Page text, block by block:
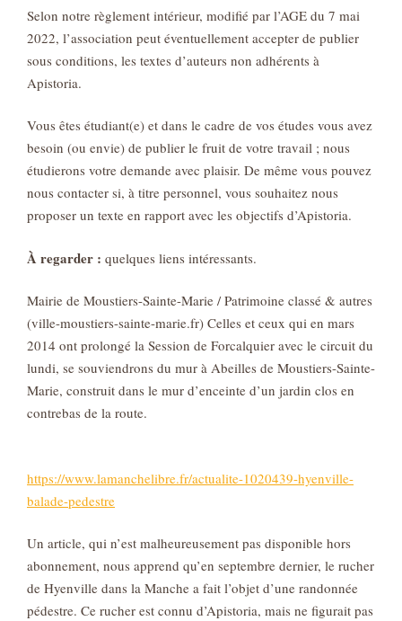
Selon notre règlement intérieur, modifié par l’AGE du 7 mai
2022, l’association peut éventuellement accepter de publier
sous conditions, les textes d’auteurs non adhérents à
Apistoria.
Vous êtes étudiant(e) et dans le cadre de vos études vous avez
besoin (ou envie) de publier le fruit de votre travail ; nous
étudierons votre demande avec plaisir. De même vous pouvez
nous contacter si, à titre personnel, vous souhaitez nous
proposer un texte en rapport avec les objectifs d’Apistoria.
À regarder : quelques liens intéressants.
Mairie de Moustiers-Sainte-Marie / Patrimoine classé & autres
(ville-moustiers-sainte-marie.fr) Celles et ceux qui en mars
2014 ont prolongé la Session de Forcalquier avec le circuit du
lundi, se souviendrons du mur à Abeilles de Moustiers-Sainte-
Marie, construit dans le mur d’enceinte d’un jardin clos en
contrebas de la route.
https://www.lamanchelibre.fr/actualite-1020439-hyenville-
balade-pedestre
Un article, qui n’est malheureusement pas disponible hors
abonnement, nous apprend qu’en septembre dernier, le rucher
de Hyenville dans la Manche a fait l’objet d’une randonnée
pédestre. Ce rucher est connu d’Apistoria, mais ne figurait pas